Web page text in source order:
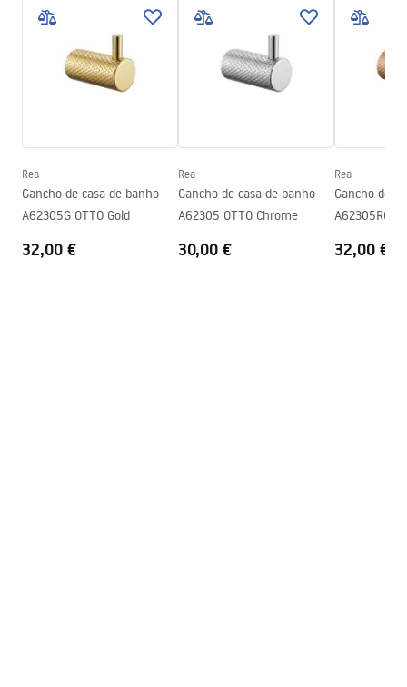
Largura
595
23mm
Profundidade
68mm
Condições de garantia
Warranty_Terms_and_Conditions_Accessories_-_24.pdf
Rea
Gancho de casa de banho
A62305G OTTO Gold
32,00 €
Rea
Gancho de casa de banho
A62305 OTTO Chrome
30,00 €
Rea
Gancho de
A62305RG
32,00 €